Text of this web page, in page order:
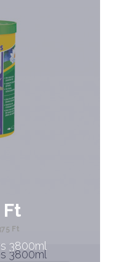
3800ml
Ft
Ft
3800ml